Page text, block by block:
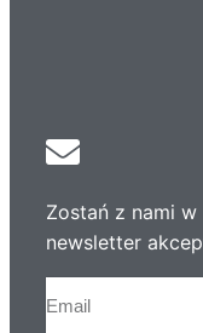
Zostań z nami
newsletter